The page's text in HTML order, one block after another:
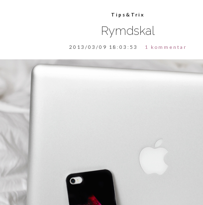
Tips&Trix
Rymdskal
2013/03/09 18:03:53 1 kommentar